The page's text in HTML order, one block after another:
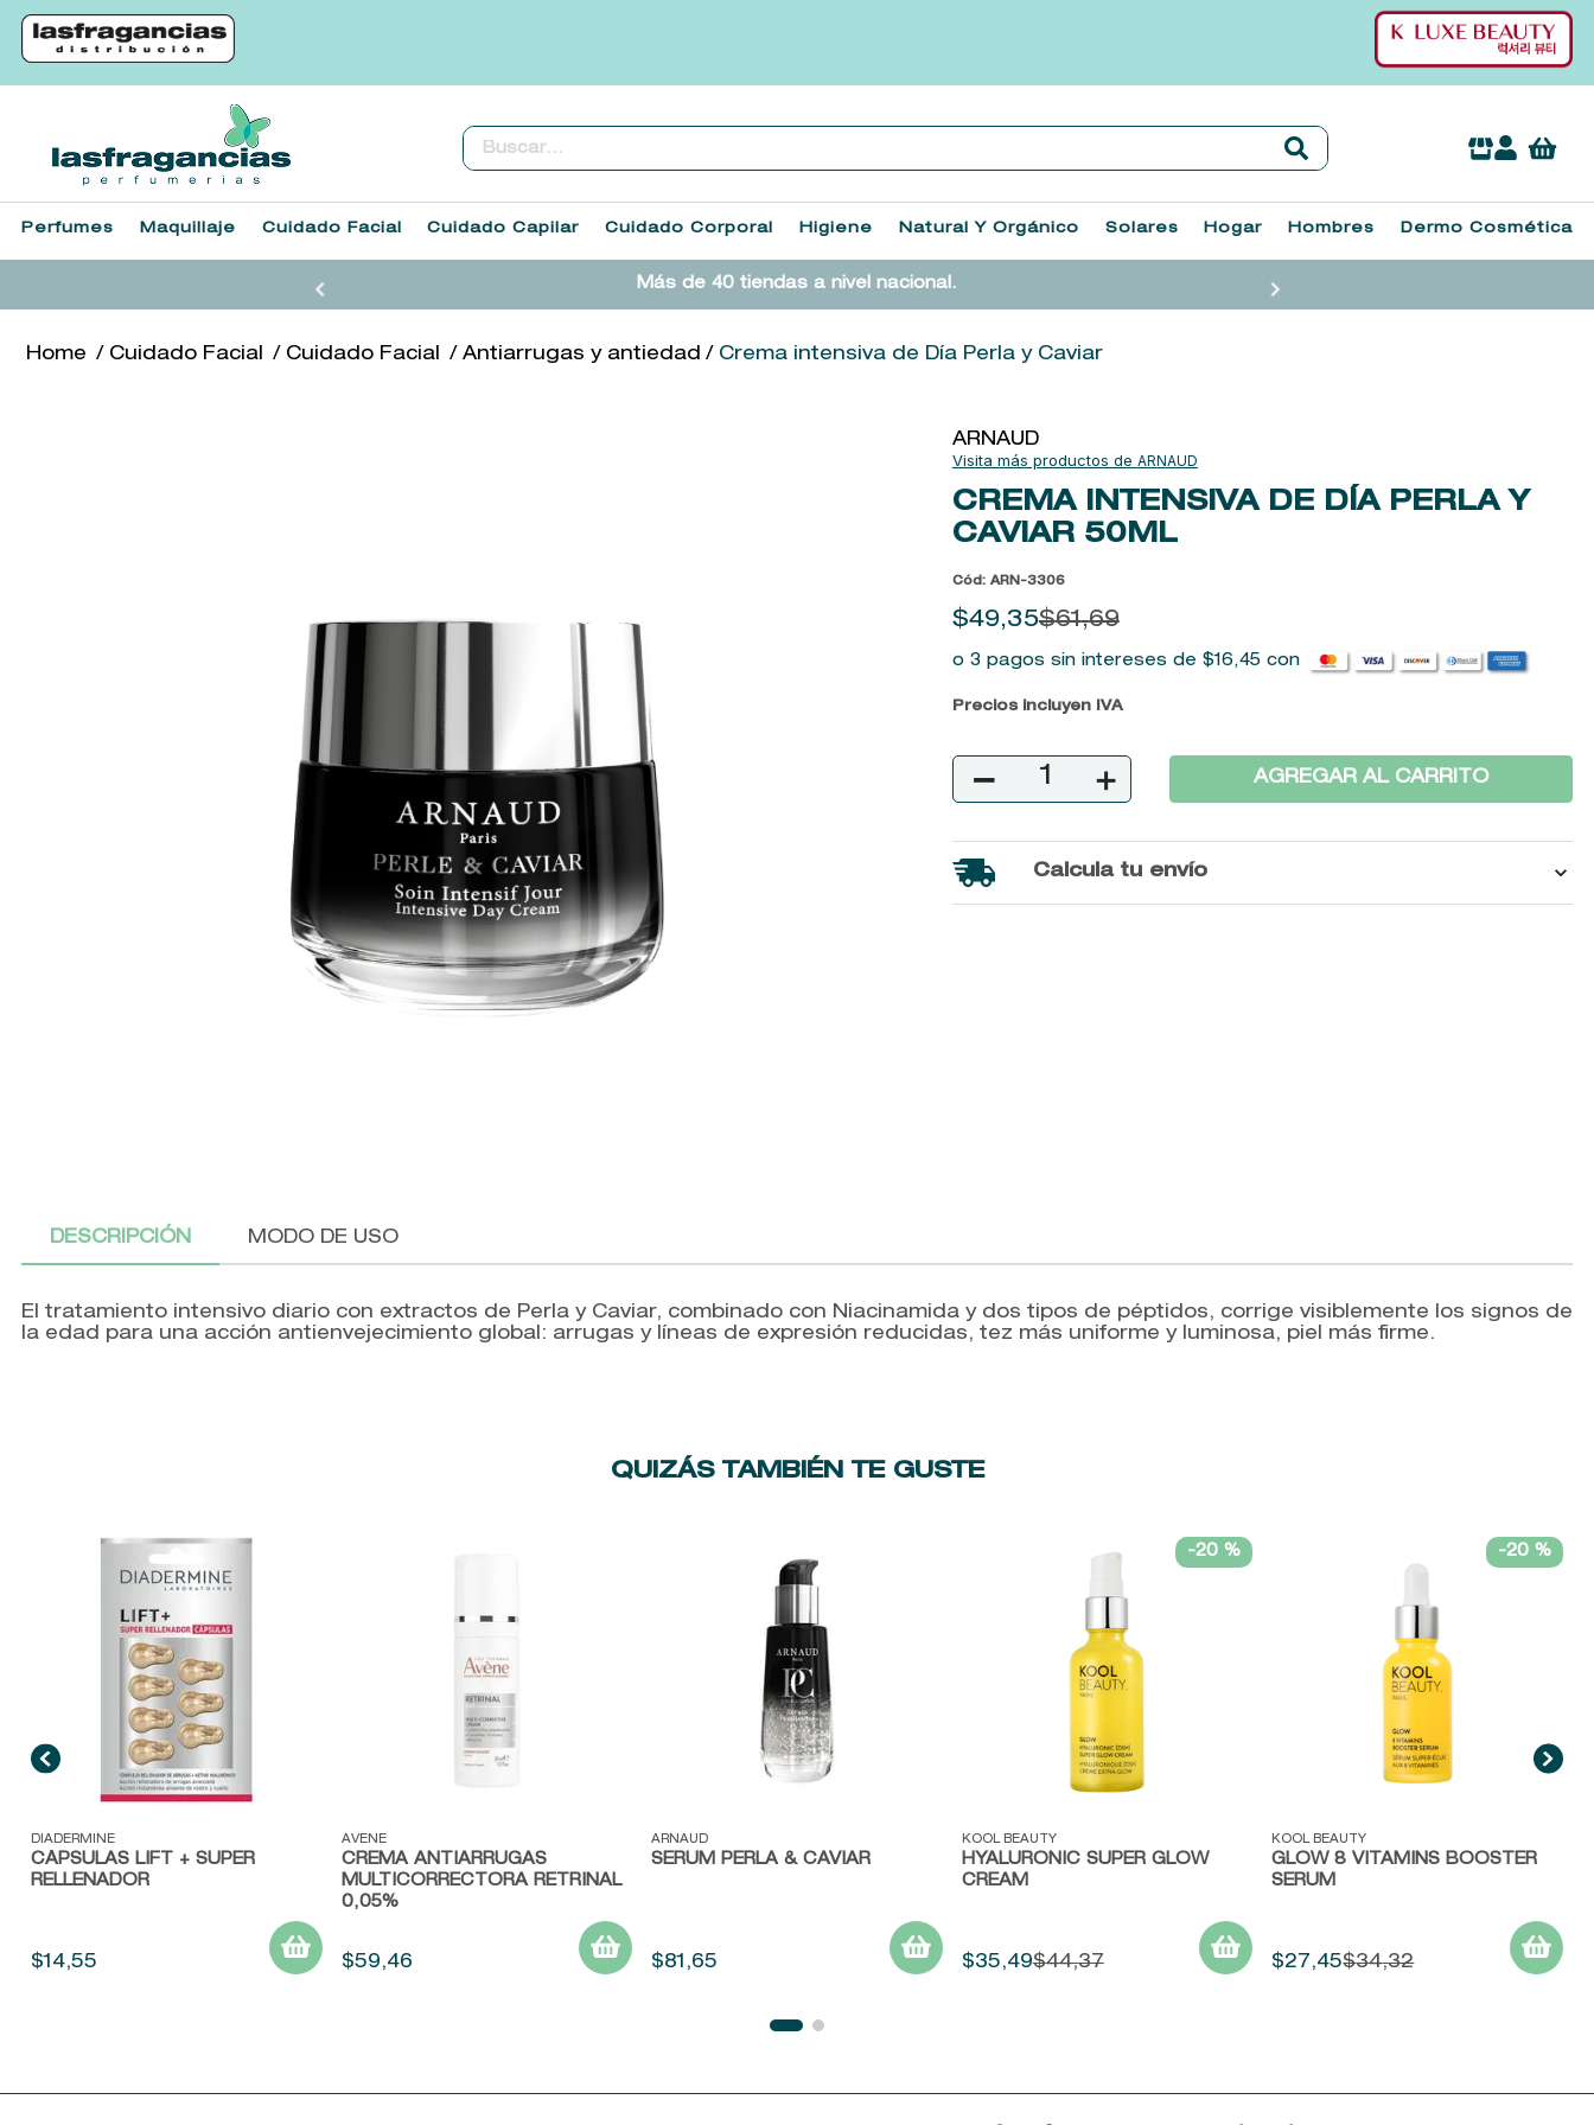
Buscar...
Perfumes Maquillaje Cuidado Facial Cuidado Capilar Cuidado Corporal Higiene Natural Y Orgánico Solares Hogar Hombres Dermo Cosmética
Más de 40 tiendas a nivel nacional.
Cuidado Facial Cuidado Facial Antiarrugas y antiedad Crema intensiva de Día Perla y Caviar
ARNAUD
ARNAUD
CREMA INTENSIVA DE DÍA PERLA Y
CAVIAR 50ML
Cód : ARN-3306
$49,35$61,69
o 3 pagos sin intereses de $16,45con
Precios incluyen IVA
＋
－ AGREGAR AL CARRITO
Calcula tu envío
DESCRIPCIÓN MODO DE USO
El tratamiento intensivo diario con extractos de Perla y Caviar, combinado con Niacinamida y dos tipos de péptidos, corrige visiblemente los signos de
la edad para una acción antienvejecimiento global: arrugas y líneas de expresión reducidas, tez más uniforme y luminosa, piel más firme.
QUIZÁS TAMBIÉN TE GUSTE
Vista rápida
DIADERMINE
CÁPSULAS LIFT + SUPER
RELLENADOR
$14,55
Vista rápida
AVENE
CREMA ANTIARRUGAS
MULTICORRECTORA RETRINAL
0,05%
$59,46
Vista rápida
ARNAUD
SERUM PERLA & CAVIAR
$81 ,65
-20 %
Vista rápida
KOOL BEAUTY
HYALURONIC SUPER GLOW
CREAM
$35,49$44,37
-20 %
Vista rápida
KOOL BEAUTY
GLOW 8 VITAMINS BOOSTER
SERUM
$27,45$34,32
1.
heathcote
cleanance
3.
sol ipanema
4.
giftset